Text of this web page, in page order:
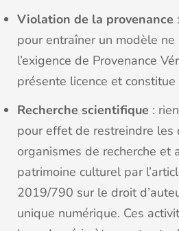
Violation de la provenance
pour entraîner un modèle
l’exigence de Provenance
présente licence et
Recherche scientifique :
pour effet de restreindre les
organismes de recherche et
patrimoine culturel par
2019/790 sur le droit
unique numérique. Ces